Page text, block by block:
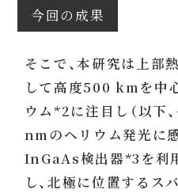
今回の成果
そこで、本研究は上部
して高度500 kmを中
ウム*2に注目し（以下
nmのヘリウム発光に
InGaAs検出器*3を利
し、北極に位置するス